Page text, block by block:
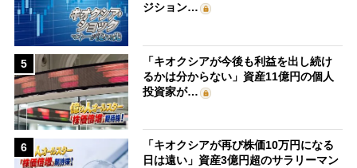
ジション…
5
「キオクシアが今後も利益を出し続け
るかは分からない」資産11億円の個人
投資家が…
6
「キオクシアが再び株価10万円になる
日は遠い」資産3億円超のサラリーマン